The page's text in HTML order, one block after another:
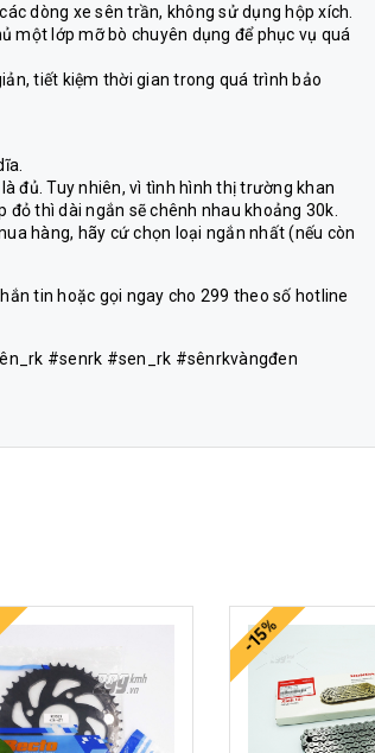
dòng xe sên trần, không sử dụng hộp xích.
một lớp mỡ bò chuyên dụng để phục vụ quá
tiết kiệm thời gian trong quá trình bảo
đủ. Tuy nhiên, vì tình hình thị trường khan
đỏ thì dài ngắn sẽ chênh nhau khoảng 30k.
hàng, hãy cứ chọn loại ngắn nhất (nếu còn
tin hoặc gọi ngay cho 299 theo số hotline
#senrk #sen_rk #sênrkvàngđen
-15%